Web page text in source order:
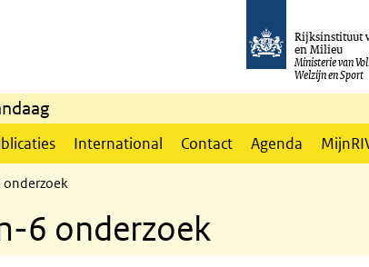
Rijksinstituut
en Milieu
Ministerie van
Welzijn en Sport
International Contact Agenda
6 onderzoek